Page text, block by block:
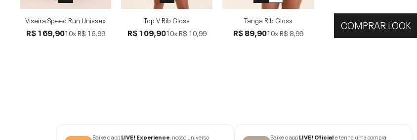
Viseira Speed Run Unissex
R$ 169,9010xR$ 16,99
Top V Rib Gloss
R$ 109,9010xR$ 10,99
Tanga Rib Gloss
R$ 89,9010xR$ 8,99
COMPRAR LOOK
Baixe o appLIVE! Experience, nosso universo
Baixe o appLIVE! Oficiale tenha uma compra